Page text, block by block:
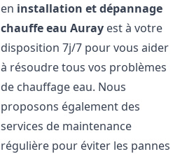
en installation et dépannage
chauffe eau Auray est à votre
disposition 7j/7 pour vous aider
à résoudre tous vos problèmes
de chauffage eau. Nous
proposons également des
services de maintenance
régulière pour éviter les pannes